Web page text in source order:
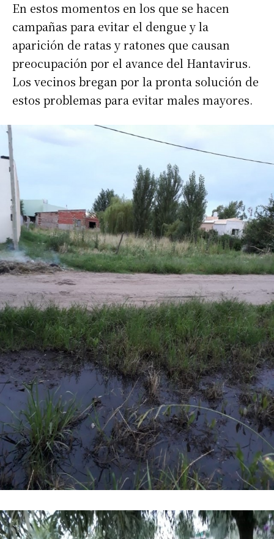
En estos momentos en los que se hacen
campañas para evitar el dengue y la
aparición de ratas y ratones que causan
preocupación por el avance del Hantavirus.
Los vecinos bregan por la pronta solución de
estos problemas para evitar males mayores.